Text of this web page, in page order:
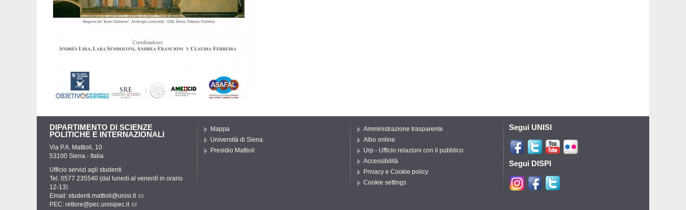
DIPARTIMENTO DI SCIENZE
POLITICHE E INTERNAZIONALI
Via P.A. Mattioli, 10
53100 Siena - Italia
Ufficio servizi agli studenti
Tel. 0577 235540 (dal lunedì al venerdì in orario
12-13)
Email: studenti.mattioli@unisi.it
PEC: rettore@pec.unisipec.it
Mappa
Università di Siena
Presidio Mattioli
Amministrazione trasparente
Albo online
Urp - Ufficio relazioni con il pubblico
Accessibilità
Privacy e Cookie policy
Cookie settings
Segui UNISI
Segui DISPI